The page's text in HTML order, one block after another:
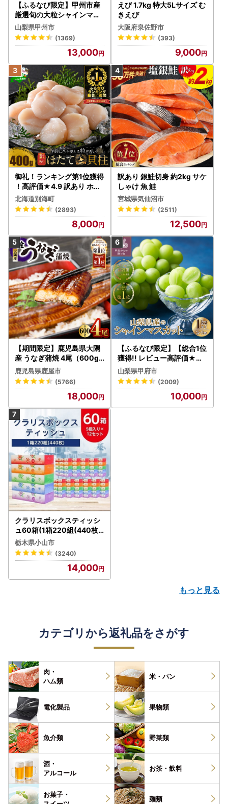
【ふるなび限定】甲州市産
厳選旬の大粒シャインマス
カット 約1.3kg 2～3房【2
026年発送】（MG）B12-
472 FN-Limited-VO シャ
インマスカット フルーツ
山梨県甲州市
(1369)
13,000
えび 1.7kg 特大5Lサイズ む
きえび
大阪府泉佐野市
(393)
9,000
御礼！ランキング第1位獲得
！高評価★4.9 訳あり ホタ
テ 400g（ほたて 帆立 貝柱
冷凍 ）
北海道別海町
(2893)
8,000
訳あり 銀鮭切身 約2kg サケ
しゃけ 魚 鮭
宮城県気仙沼市
(2511)
12,500
【期間限定】鹿児島県大隅
産 うなぎ蒲焼 4尾（600g
） KN007-004-04-cp18
うなぎ 鰻 魚 惣菜 総菜
鹿児島県鹿屋市
(5766)
18,000
【ふるなび限定】【総合1位
獲得!! レビュー高評価★】
〈2026年度配送分〉山梨
県産 シャインマスカット 2
～3房（1.0kg以上）シャイ
ン フルーツ FN-Limited-S
P
山梨県甲府市
(2009)
10,000
クラリスボックスティッシ
ュ60箱(1箱220組(440枚))
(5個入り×12セット)【配送
不可地域：離島・沖縄県】
【1256759】
栃木県小山市
(3240)
14,000
もっと見る
カテゴリから返礼品をさがす
肉・
ハム類
米・パン
電化製品 果物類
魚介類 野菜類
酒・
アルコール
お茶・ 飲料
お菓子・
麺類